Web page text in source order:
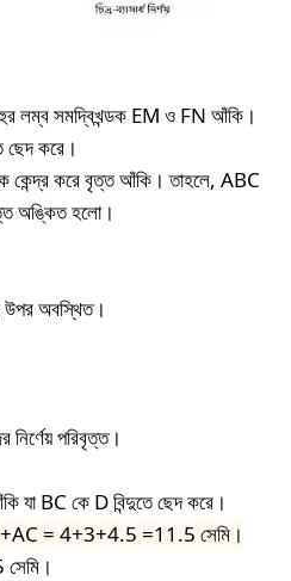
লম্বসমদ্বিখন্ডকEM ওFN আঁকি।
ছেদকরে।
কেন্দ্রকরেবৃত্তআঁকি। তাহলে, ABC
অঙ্কিতহলো।
উপরঅবস্থিত।
নির্ণেয়পরিবৃত্ত।
যাBC কেDবিন্দুতেছেদকরে।
= 4+3+4.5 =11.5 সেমি।